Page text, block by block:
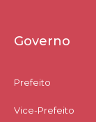
Governo
Prefeito
Vice-Prefeito